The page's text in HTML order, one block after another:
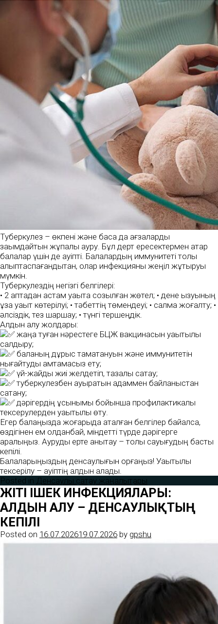
Туберкулез – өкпені және басқа да ағзаларды
зақымдайтын жұқпалы ауру. Бұл дерт ересектермен қатар
балалар үшін де қауіпті. Балалардың иммунитеті толық
қалыптаспағандықтан, олар инфекцияны жеңіл жұқтыруы
мүмкін.
Туберкулездің негізгі белгілері:
• 2 аптадан астам уақытқа созылған жөтел; • дене қызуының
ұзақ уақыт көтерілуі; • тәбеттің төмендеуі; • салмақ жоғалту; •
әлсіздік, тез шаршау; • түнгі тершеңдік.
Алдын алу жолдары:
жаңа туған нәрестеге БЦЖ вакцинасын уақытылы
салдыру;
баланың дұрыс тамақтануын және иммунитетін
нығайтуды қамтамасыз ету;
үй-жайды жиі желдетіп, тазалық сақтау;
туберкулезбен ауыратын адаммен байланыстан
сақтану;
дәрігердің ұсынымы бойынша профилактикалық
тексерулерден уақытылы өту.
Егер балаңызда жоғарыда аталған белгілер байқалса,
өздігінен ем қолданбай, міндетті түрде дәрігерге
қаралыңыз. Ауруды ерте анықтау – толық сауығудың басты
кепілі.
Балаларыңыздың денсаулығын қорғаңыз! Уақытылы
тексерілу – қауіптің алдын алады.
Posted in Денсаулық сақтау жаңалықтары
ЖІТІ ІШЕК ИНФЕКЦИЯЛАРЫ:
АЛДЫН АЛУ – ДЕНСАУЛЫҚТЫҢ
КЕПІЛІ
Posted on 16.07.202619.07.2026 by gpshu